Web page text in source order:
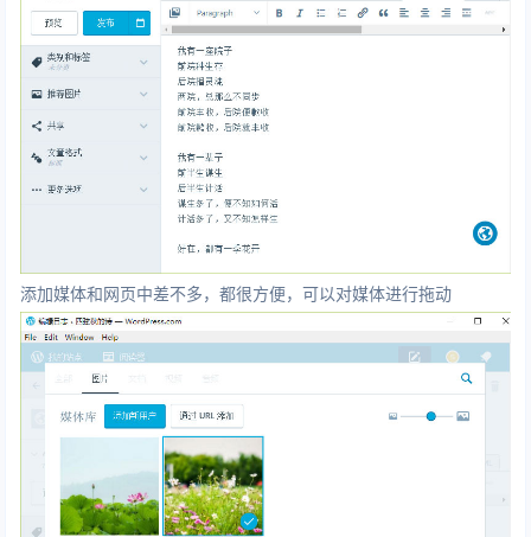
添加媒体和网页中差不多，都很方便，可以对媒体进行拖动